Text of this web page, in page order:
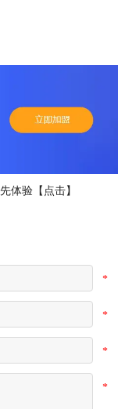
验【点击】
*
*
*
*